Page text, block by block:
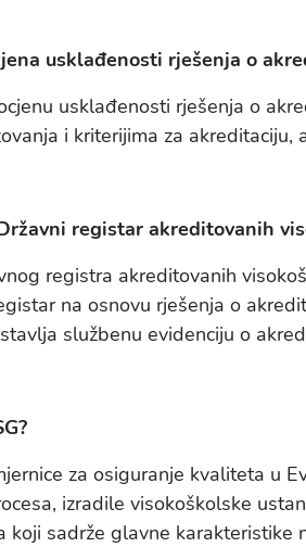
usklađenosti rješenja o
usklađenosti rješenja o
i kriterijima za
registar akreditovanih
registra akreditovanih
na osnovu rješenja o
službenu evidenciju o
za osiguranje kvaliteta u
izradile visokoškolske
koji sadrže glavne